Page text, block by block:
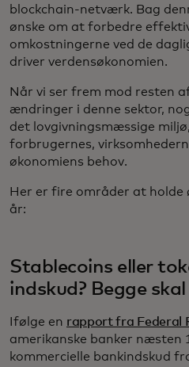
blockchain-netværk. Bag
ønske om at forbedre
omkostningerne ved de
driver verdensøkonomien.
Når vi ser frem mod resten
ændringer i denne sektor,
det lovgivningsmæssige
forbrugernes,
økonomiens behov.
Her er fire områder at holde
år:
Stablecoins eller
indskud? Begge
Ifølge en rapport fra Federal
amerikanske banker næsten
kommercielle bankindskud